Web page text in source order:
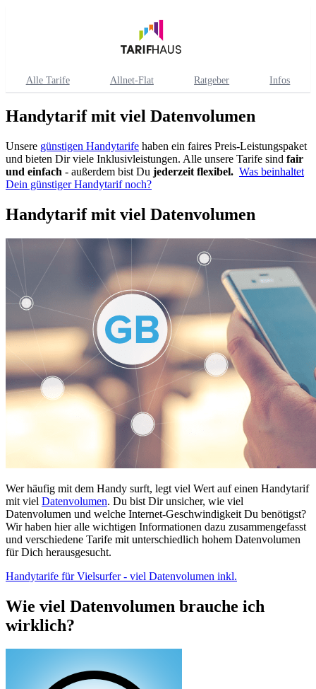
Alle Tarife Allnet-Flat Ratgeber Infos
Handytarif mit viel Datenvolumen
Unsere günstigen Handytarife haben ein faires Preis-Leistungspaket
und bieten Dir viele Inklusivleistungen. Alle unsere Tarife sind fair
und einfach - außerdem bist Du jederzeit flexibel. Was beinhaltet
Dein günstiger Handytarif noch?
Handytarif mit viel Datenvolumen
Wer häufig mit dem Handy surft, legt viel Wert auf einen Handytarif
mit viel Datenvolumen. Du bist Dir unsicher, wie viel
Datenvolumen und welche Internet-Geschwindigkeit Du benötigst?
Wir haben hier alle wichtigen Informationen dazu zusammengefasst
und verschiedene Tarife mit unterschiedlich hohem Datenvolumen
für Dich herausgesucht.
Handytarife für Vielsurfer - viel Datenvolumen inkl.
Wie viel Datenvolumen brauche ich
wirklich?